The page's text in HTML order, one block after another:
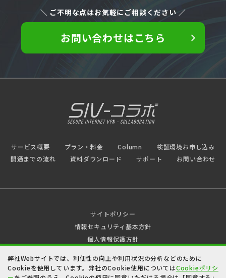
＼ ご不明な点はお気軽にご相談ください ／
お問い合わせはこちら
サービス概要 プラン・料金 Column
検証環境お申し込み
開通までの流れ
資料ダウンロード サポート お問い合わせ
サイトポリシー
情報セキュリティ基本方針
個人情報保護方針
※本ホームページに記載する会社名、商品名、ブランド名などは、
各社の商号、登録商標、または商標です。
弊社Webサイトでは、利便性の向上や利用状況の分析などのために
Cookieを使用しています。弊社のCookie使用についてはCookieポリシ